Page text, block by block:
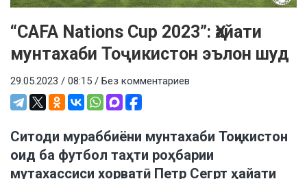
“СAFA Nations Cup 2023”: Ҳайати
мунтахаби Тоҷикистон эълон шуд
29.05.2023 / 08:15 / Без комментариев
Ситоди мураббиёни мунтахаби Тоҷикистон
оид ба футбол таҳти роҳбарии
мутахассиси хорватӣ Петр Сегрт ҳайати